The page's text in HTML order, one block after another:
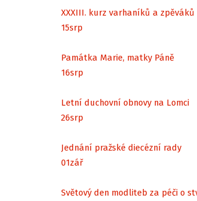
XXXIII. kurz varhaníků a zpěváků
15srp
Památka Marie, matky Páně
16srp
Letní duchovní obnovy na Lomci
26srp
Jednání pražské diecézní rady
01zář
Světový den modliteb za péči o